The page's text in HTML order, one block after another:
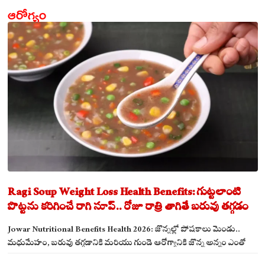
ఆరోగ్యం
Ragi Soup Weight Loss Health Benefits: గుట్టలాంటి
పొట్టను కరిగించే రాగి సూప్.. రోజూ రాత్రి తాగితే బరువు తగ్గడం
ఖాయం!
Jowar Nutritional Benefits Health 2026: జొన్నల్లో పోషకాలు మెండు..
మధుమేహం, బరువు తగ్గడానికి మరియు గుండె ఆరోగ్యానికి జొన్న అన్నం ఎంతో